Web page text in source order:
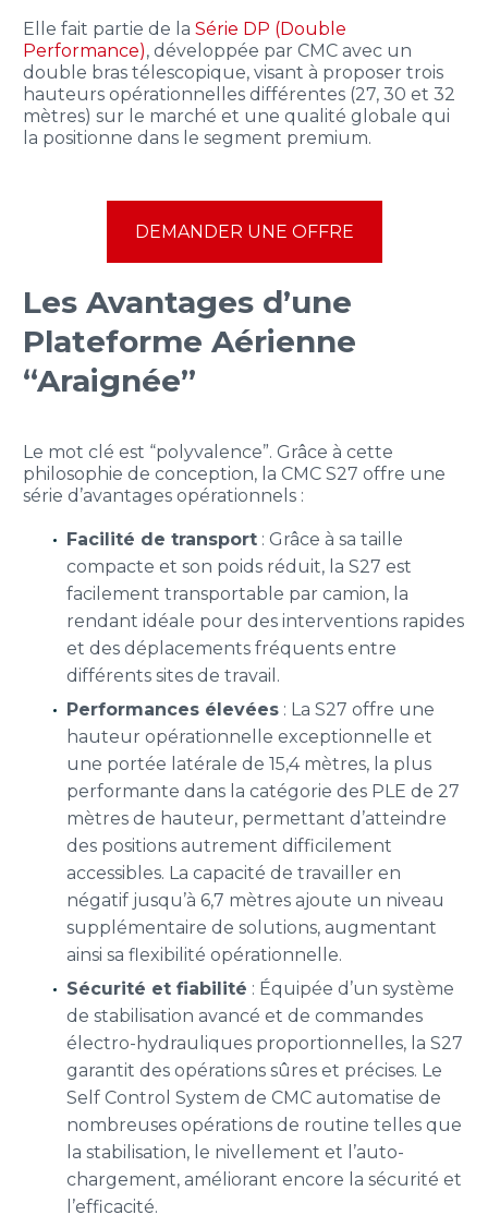
Elle fait partie de la Série DP (Double
Performance), développée par CMC avec un
double bras télescopique, visant à proposer trois
hauteurs opérationnelles différentes (27, 30 et 32
mètres) sur le marché et une qualité globale qui
la positionne dans le segment premium.
DEMANDER UNE OFFRE
Les Avantages d’une
Plateforme Aérienne
“Araignée”
Le mot clé est “polyvalence”. Grâce à cette
philosophie de conception, la CMC S27 offre une
série d’avantages opérationnels :
Facilité de transport : Grâce à sa taille
compacte et son poids réduit, la S27 est
facilement transportable par camion, la
rendant idéale pour des interventions rapides
et des déplacements fréquents entre
différents sites de travail.
Performances élevées : La S27 offre une
hauteur opérationnelle exceptionnelle et
une portée latérale de 15,4 mètres, la plus
performante dans la catégorie des PLE de 27
mètres de hauteur, permettant d’atteindre
des positions autrement difficilement
accessibles. La capacité de travailler en
négatif jusqu’à 6,7 mètres ajoute un niveau
supplémentaire de solutions, augmentant
ainsi sa flexibilité opérationnelle.
Sécurité et fiabilité : Équipée d’un système
de stabilisation avancé et de commandes
électro-hydrauliques proportionnelles, la S27
garantit des opérations sûres et précises. Le
Self Control System de CMC automatise de
nombreuses opérations de routine telles que
la stabilisation, le nivellement et l’auto-
chargement, améliorant encore la sécurité et
l’efficacité.